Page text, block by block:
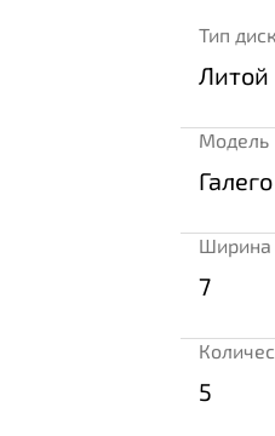
Тип
Литой
Модель
Ширина
7
5